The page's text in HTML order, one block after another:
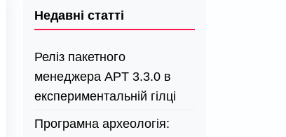
Недавні статті
Реліз пакетного
менеджера APT 3.3.0 в
експериментальній гілці
Програмна археологія: